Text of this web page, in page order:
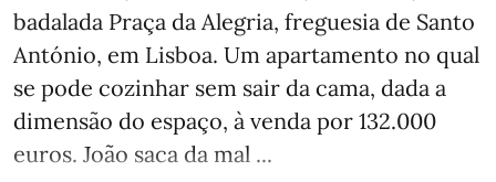
badalada Praça da Alegria, freguesia de Santo
António, em Lisboa. Um apartamento no qual
se pode cozinhar sem sair da cama, dada a
dimensão do espaço, à venda por 132.000
euros. João saca da mal ...